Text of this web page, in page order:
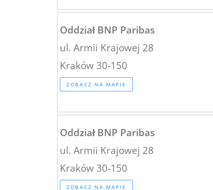
Oddział BNP Paribas
ul. Armii Krajowej 28
Kraków 30-150
ZOBACZ NA MAPIE
Oddział BNP Paribas
ul. Armii Krajowej 28
Kraków 30-150
ZOBACZ NA MAPIE